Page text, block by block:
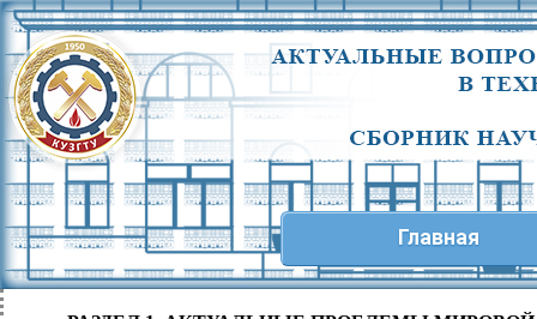
Главная